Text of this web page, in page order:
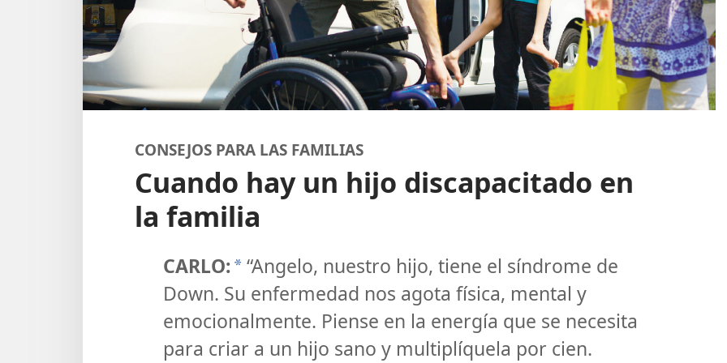
CONSEJOS PARA LAS FAMILIAS
Cuando hay un hijo discapacitado en
la familia
CARLO: * “Angelo, nuestro hijo, tiene el síndrome de
Down. Su enfermedad nos agota física, mental y
emocionalmente. Piense en la energía que se necesita
para criar a un hijo sano y multiplíquela por cien.